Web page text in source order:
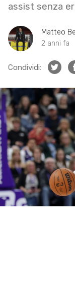
assist senza
Matteo
2 anni fa
Condividi: